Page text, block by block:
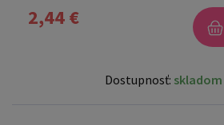
2,44 €
Dostupnosť: skladom